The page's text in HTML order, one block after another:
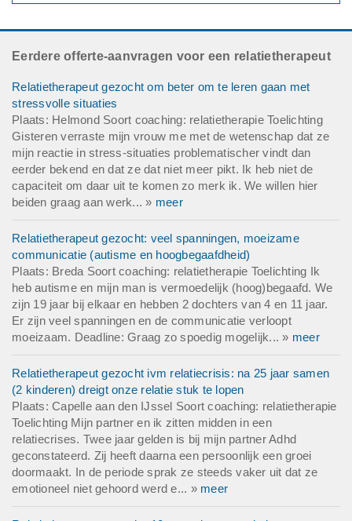
Eerdere offerte-aanvragen voor een relatietherapeut
Relatietherapeut gezocht om beter om te leren gaan met
stressvolle situaties
Plaats: Helmond Soort coaching: relatietherapie Toelichting
Gisteren verraste mijn vrouw me met de wetenschap dat ze
mijn reactie in stress-situaties problematischer vindt dan
eerder bekend en dat ze dat niet meer pikt. Ik heb niet de
capaciteit om daar uit te komen zo merk ik. We willen hier
beiden graag aan werk... » meer
Relatietherapeut gezocht: veel spanningen, moeizame
communicatie (autisme en hoogbegaafdheid)
Plaats: Breda Soort coaching: relatietherapie Toelichting Ik
heb autisme en mijn man is vermoedelijk (hoog)begaafd. We
zijn 19 jaar bij elkaar en hebben 2 dochters van 4 en 11 jaar.
Er zijn veel spanningen en de communicatie verloopt
moeizaam. Deadline: Graag zo spoedig mogelijk... » meer
Relatietherapeut gezocht ivm relatiecrisis: na 25 jaar samen
(2 kinderen) dreigt onze relatie stuk te lopen
Plaats: Capelle aan den IJssel Soort coaching: relatietherapie
Toelichting Mijn partner en ik zitten midden in een
relatiecrises. Twee jaar gelden is bij mijn partner Adhd
geconstateerd. Zij heeft daarna een persoonlijk een groei
doormaakt. In de periode sprak ze steeds vaker uit dat ze
emotioneel niet gehoord werd e... » meer